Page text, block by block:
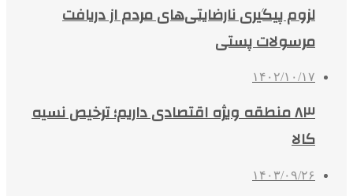
لزوم پیگیری نارضایتی‌های مردم از دریافت
مرسولات پستی
۱۴۰۲/۱۰/۱۷
۸۳ منطقه ویژه اقتصادی داریم؛ ترخیص نسیه
کالا
۱۴۰۳/۰۹/۲۶